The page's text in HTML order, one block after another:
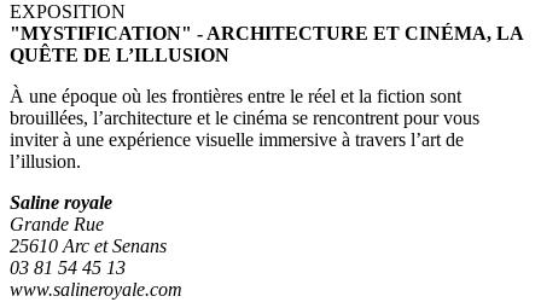
EXPOSITION
"MYSTIFICATION" - ARCHITECTURE ET CINÉMA, LA
QUÊTE DE L’ILLUSION
À une époque où les frontières entre le réel et la fiction sont
brouillées, l’architecture et le cinéma se rencontrent pour vous
inviter à une expérience visuelle immersive à travers l’art de
l’illusion.
Saline royale
Grande Rue
25610 Arc et Senans
03 81 54 45 13
www.salineroyale.com